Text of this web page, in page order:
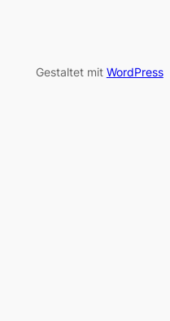
Gestaltet mit WordPress